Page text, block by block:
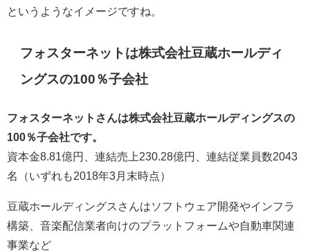
というようなイメージですね。
フォスターネットは株式会社豆蔵ホールディ
ングスの100％子会社
フォスターネットさんは株式会社豆蔵ホールディングスの
100％子会社です。
資本金8.81億円、連結売上230.28億円、連結従業員数2043
名（いずれも2018年3月末時点）
豆蔵ホールディングスさんはソフトウェア開発やインフラ
構築、音楽配信業者向けのプラットフォームや自動車関連
事業など